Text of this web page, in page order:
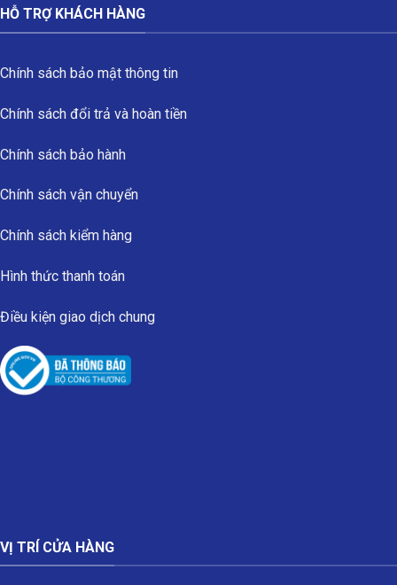
HỖ TRỢ KHÁCH HÀNG
Chính sách bảo mật thông tin
Chính sách đổi trả và hoàn tiền
Chính sách bảo hành
Chính sách vận chuyển
Chính sách kiểm hàng
Hình thức thanh toán
Điều kiện giao dịch chung
VỊ TRÍ CỬA HÀNG